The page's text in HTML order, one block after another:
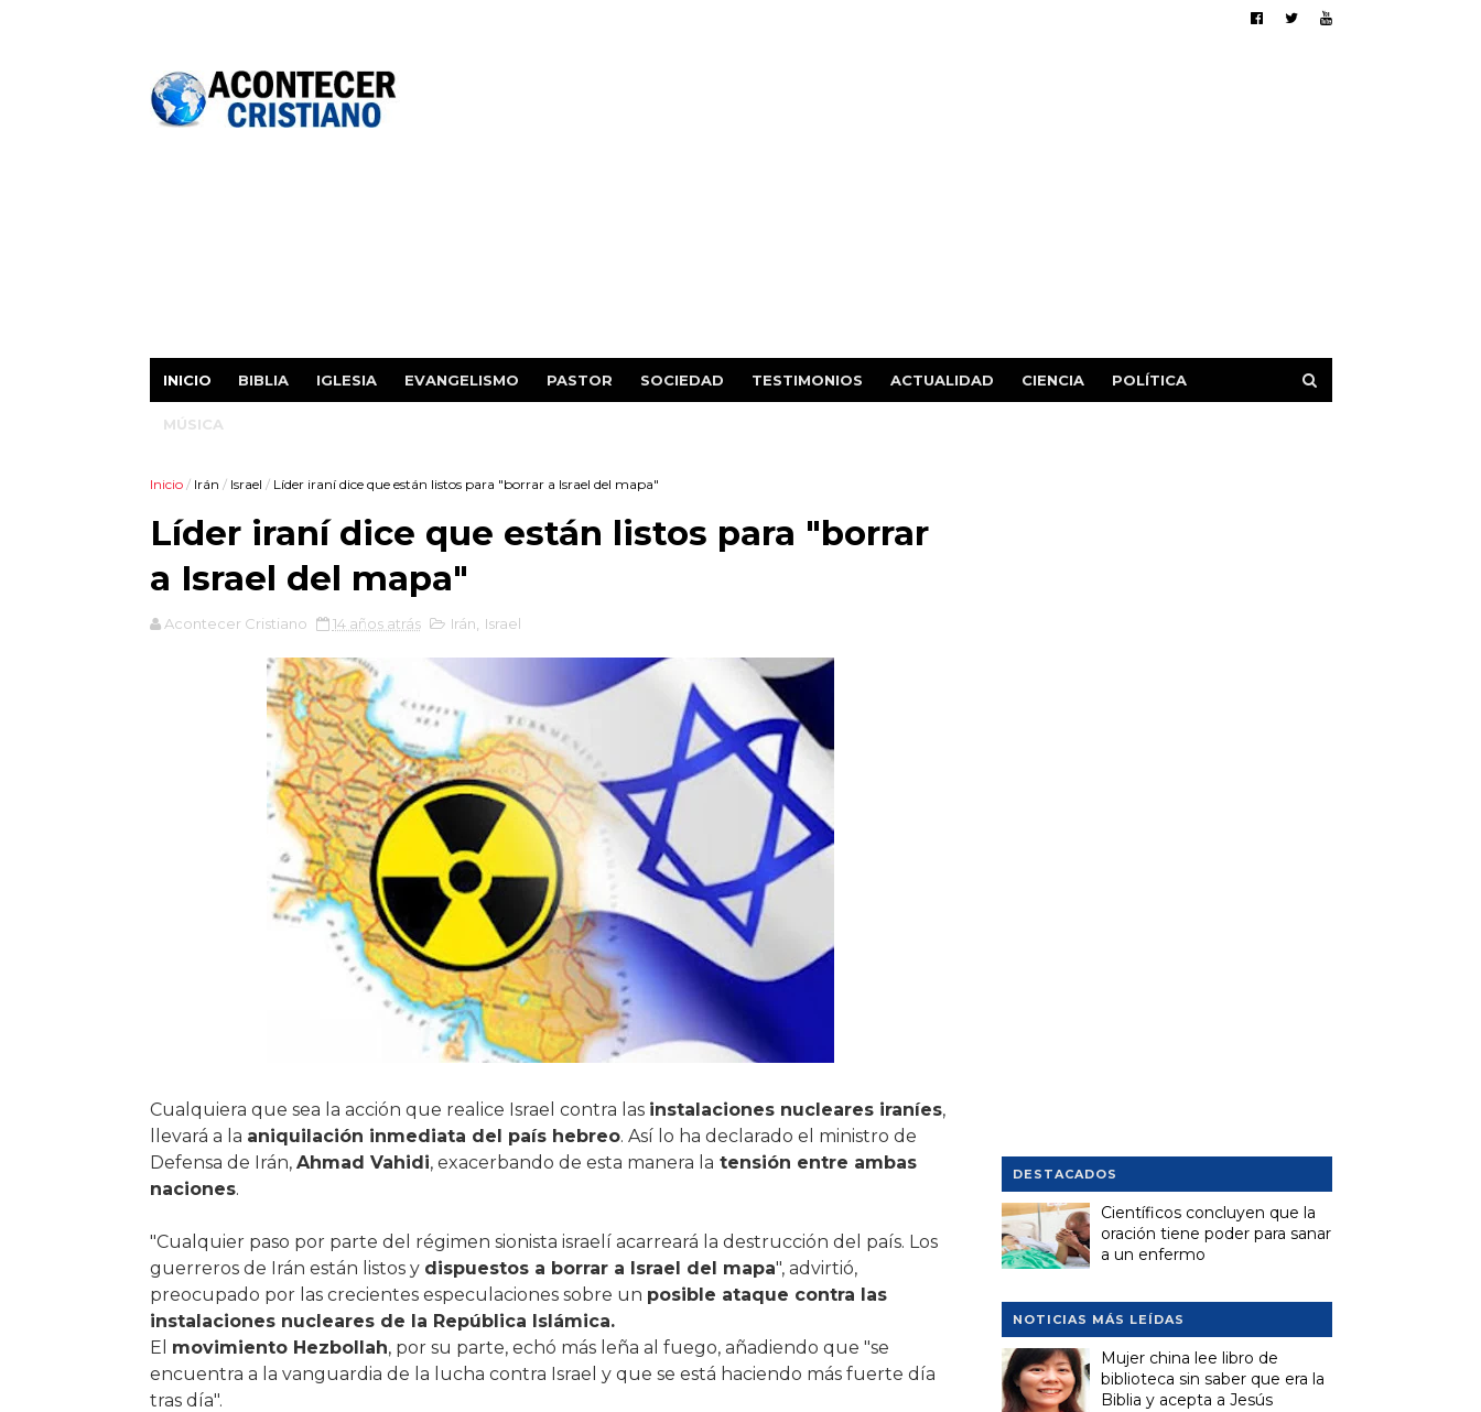
INICIO BIBLIA IGLESIA EVANGELISMO PASTOR SOCIEDAD TESTIMONIOS ACTUALIDAD CIENCIA POLÍTICA
MÚSICA
Inicio / Irán / Israel / Líder iraní dice que están listos para "borrar a Israel del mapa"
Líder iraní dice que están listos para "borrar
a Israel del mapa"
Acontecer Cristiano 14 años atrás Irán Israel
Cualquiera que sea la acción que realice Israel contra las instalaciones nucleares iraníes,
llevará a la aniquilación inmediata del país hebreo. Así lo ha declarado el ministro de
Defensa de Irán, Ahmad Vahidi, exacerbando de esta manera la tensión entre ambas
naciones.
"Cualquier paso por parte del régimen sionista israelí acarreará la destrucción del país. Los
guerreros de Irán están listos y dispuestos a borrar a Israel del mapa", advirtió,
preocupado por las crecientes especulaciones sobre un posible ataque contra las
instalaciones nucleares de la República Islámica.
El movimiento Hezbollah, por su parte, echó más leña al fuego, añadiendo que "se
encuentra a la vanguardia de la lucha contra Israel y que se está haciendo más fuerte día
tras día".
DESTACADOS
Científicos concluyen que la
oración tiene poder para sanar
a un enfermo
NOTICIAS MÁS LEÍDAS
Mujer china lee libro de
biblioteca sin saber que era la
Biblia y acepta a Jesús